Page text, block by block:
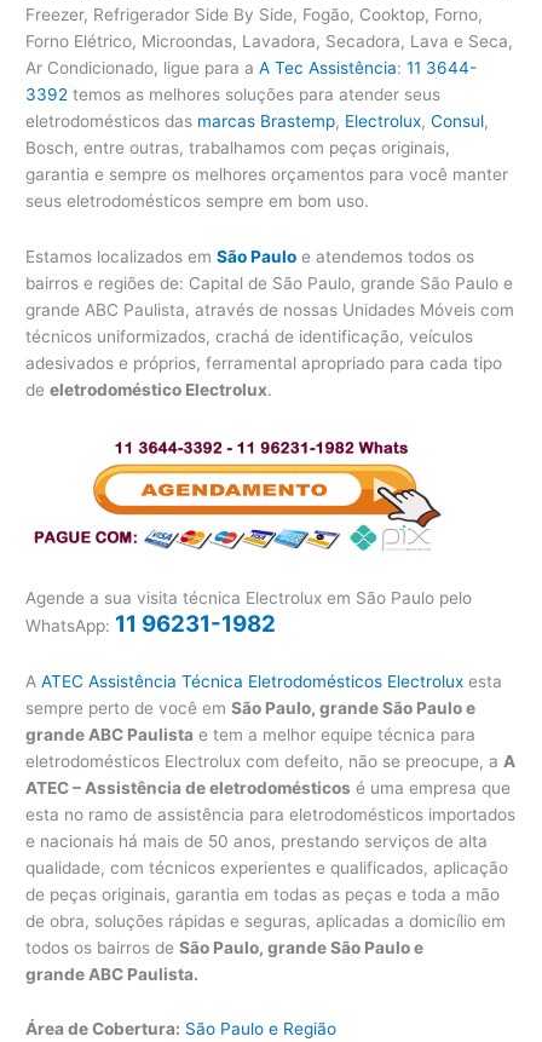
Freezer, Refrigerador Side By Side, Fogão, Cooktop, Forno,
Forno Elétrico, Microondas, Lavadora, Secadora, Lava e Seca,
Ar Condicionado, ligue para aA Tec Assistência:11 3644-
3392 temos as melhores soluções para atender seus
eletrodomésticos das marcas Brastemp, Electrolux,Consul,
Bosch, entre outras, trabalhamos com peças originais,
garantia e sempre os melhores orçamentos para você manter
seus eletrodomésticos sempre em bom uso.
Estamos localizados emSão Paulo e atendemos todos os
bairros e regiões de: Capital de São Paulo, grande São Paulo e
grande ABC Paulista, através de nossas Unidades Móveis com
técnicos uniformizados, crachá de identificação, veículos
adesivados e próprios, ferramental apropriado para cada tipo
deeletrodoméstico Electrolux.
Agende a sua visita técnica Electrolux em São Paulo pelo
WhatsApp: 11 96231-1982
AATEC Assistência Técnica Eletrodomésticos Electrolux esta
sempre perto de você emSão Paulo, grande São Paulo e
grande ABC Paulista e tem a melhor equipe técnica para
eletrodomésticos Electrolux com defeito, não se preocupe, a A
ATEC – Assistência de eletrodomésticos é uma empresa que
esta no ramo de assistência para eletrodomésticos importados
e nacionais há mais de 50 anos, prestando serviços de alta
qualidade, com técnicos experientes e qualificados, aplicação
de peças originais, garantia em todas as peças e toda a mão
de obra, soluções rápidas e seguras, aplicadas a domicílio em
todos os bairros deSão Paulo, grande São Paulo e
grande ABC Paulista.
Área de Cobertura: São Paulo e Região